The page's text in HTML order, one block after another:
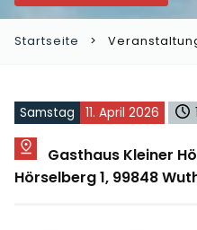
Startseite
Samstag 11. April 2026
Gasthaus Kleiner
Hörselberg 1, 99848